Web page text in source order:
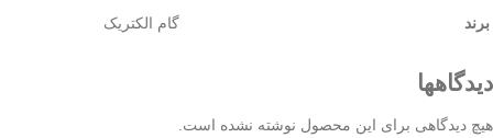
برند گام الکتریک
دیدگاهها
هیچ دیدگاهی برای این محصول نوشته نشده است.